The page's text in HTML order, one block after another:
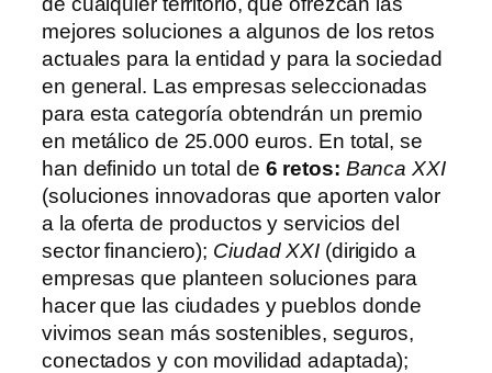
mejores soluciones a algunos de los retos
actuales para la entidad y para la sociedad
en general. Las empresas seleccionadas
para esta categoría obtendrán un premio
en metálico de 25.000 euros. En total, se
han definido un total de 6 retos: Banca XXI
(soluciones innovadoras que aporten valor
a la oferta de productos y servicios del
sector financiero); Ciudad XXI (dirigido a
empresas que planteen soluciones para
hacer que las ciudades y pueblos donde
vivimos sean más sostenibles, seguros,
conectados y con movilidad adaptada);